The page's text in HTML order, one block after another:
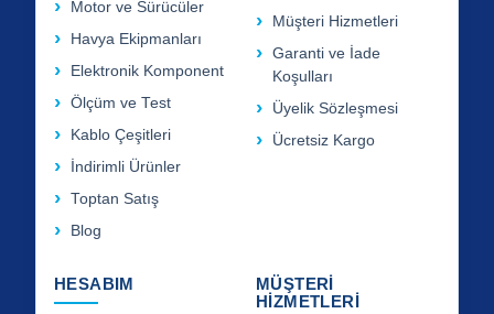
Motor ve Sürücüler
Havya Ekipmanları
Elektronik Komponent
Ölçüm ve Test
Kablo Çeşitleri
İndirimli Ürünler
Toptan Satış
Blog
Müşteri Hizmetleri
Garanti ve İade
Koşulları
Üyelik Sözleşmesi
Ücretsiz Kargo
HESABIM
MÜŞTERİ
HİZMETLERİ